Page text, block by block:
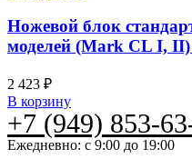
Ножевой блок
моделей (Mark CL I, II)
2 423 ₽
В корзину
+7 (949) 853-
Ежедневно: с 9:00 до 19:00